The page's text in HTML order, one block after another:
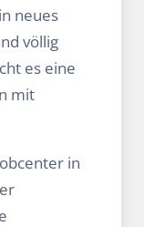
neues
völlig
es eine
mit
in